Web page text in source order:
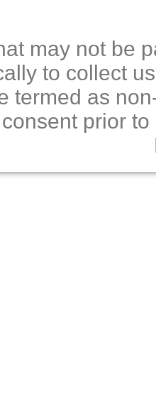
may not be
to collect
termed as
consent prior